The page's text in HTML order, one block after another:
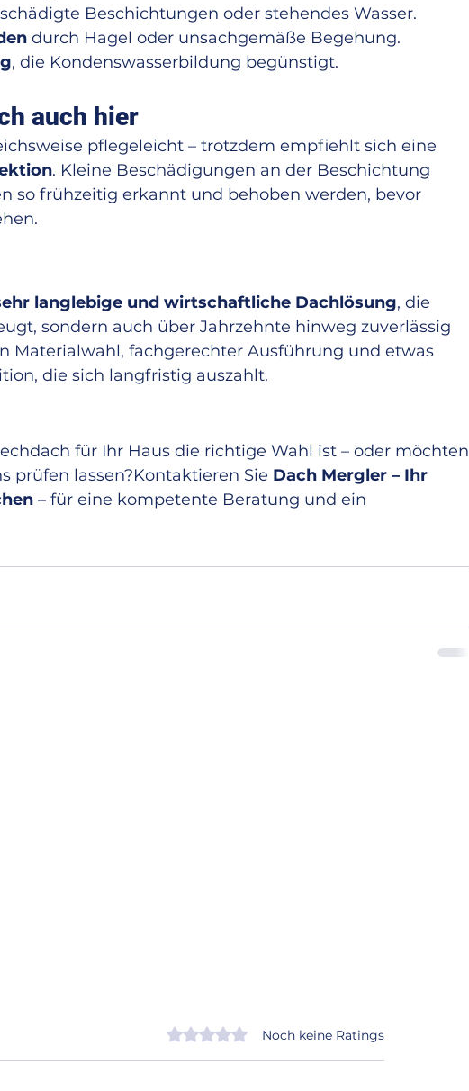
Beschichtungen oder stehendes Wasser.
durch Hagel oder unsachgemäße Begehung.
, die Kondenswasserbildung begünstigt.
auch hier
pflegeleicht – trotzdem empfiehlt sich eine
. Kleine Beschädigungen an der Beschichtung
so frühzeitig erkannt und behoben werden, bevor
langlebige und wirtschaftliche Dachlösung, die
sondern auch über Jahrzehnte hinweg zuverlässig
Materialwahl, fachgerechter Ausführung und etwas
die sich langfristig auszahlt.
für Ihr Haus die richtige Wahl ist – oder möchten
prüfen lassen?Kontaktieren Sie Dach Mergler – Ihr
– für eine kompetente Beratung und ein
Mit 0 von 5 Sternen bewertet.
Noch keine Ratings